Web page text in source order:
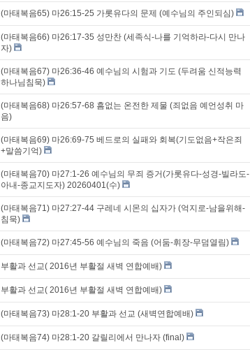
(마태복음65) 마26:15-25 가롯유다의 문제 (예수님의 주인되심)
(마태복음66) 마26:17-35 성만찬 (세족식-나를 기억하라-다시 만나
자)
(마태복음67) 마26:36-46 예수님의 시험과 기도 (두려움 신적능력
하나님침묵)
(마태복음68) 마26:57-68 흠없는 온전한 제물 (죄없음 예언성취 마
음)
(마태복음69) 마26:69-75 베드로의 실패와 회복(기도없음+작은죄
+말씀기억)
(마태복음70) 마27:1-26 예수님의 무죄 증거(가롯유다-성경-빌라도-
아내-종교지도자) 20260401(수)
(마태복음71) 마27:27-44 구레네 시몬의 십자가 (억지로-남을위해-
침묵)
(마태복음72) 마27:45-56 예수님의 죽음 (어둠-휘장-무덤열림)
부활과 선교( 2016년 부활절 새벽 연합예배)
부활과 선교( 2016년 부활절 새벽 연합예배)
(마태복음73) 마28:1-20 부활과 선교 (새벽연합예배)
(마태복음74) 마28:1-20 갈릴리에서 만나자 (final)